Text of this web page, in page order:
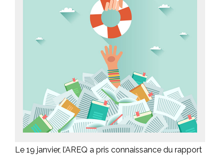
Le 19 janvier, l’AREQ a pris connaissance du rapport